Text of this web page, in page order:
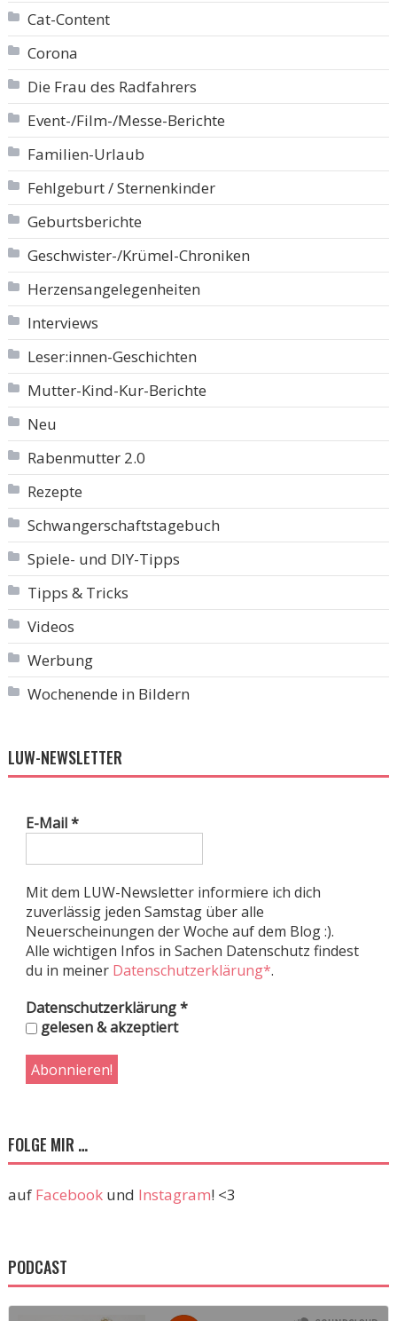
Cat-Content
Corona
Die Frau des Radfahrers
Event-/Film-/Messe-Berichte
Familien-Urlaub
Fehlgeburt / Sternenkinder
Geburtsberichte
Geschwister-/Krümel-Chroniken
Herzensangelegenheiten
Interviews
Leser:innen-Geschichten
Mutter-Kind-Kur-Berichte
Neu
Rabenmutter 2.0
Rezepte
Schwangerschaftstagebuch
Spiele- und DIY-Tipps
Tipps & Tricks
Videos
Werbung
Wochenende in Bildern
LUW-NEWSLETTER
E-Mail*
Mit dem LUW-Newsletter informiere ich dich
zuverlässig jeden Samstag über alle
Neuerscheinungen der Woche auf dem Blog :).
Alle wichtigen Infos in Sachen Datenschutz findest
du in meiner Datenschutzerklärung*.
Datenschutzerklärung*
gelesen & akzeptiert
FOLGE MIR …
auf Facebookund Instagram! <3
PODCAST